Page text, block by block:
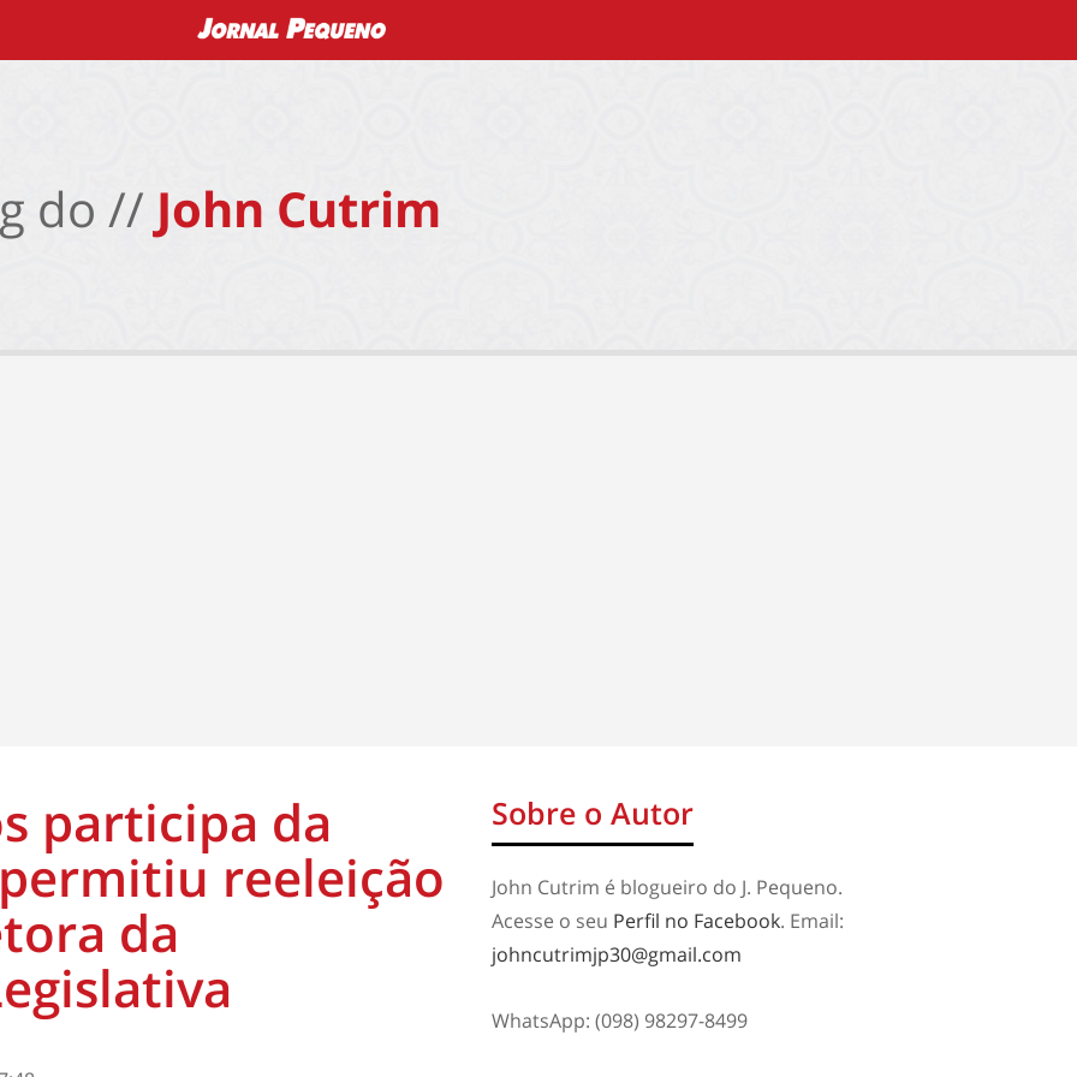
do // John Cutrim
participa da
reeleição
da
Sobre o Autor
John Cutrim é blogueiro do J. Pequeno.
Acesse o seu Perfil no Facebook. Email:
johncutrimjp30@gmail.com
WhatsApp: (098) 98297-8499